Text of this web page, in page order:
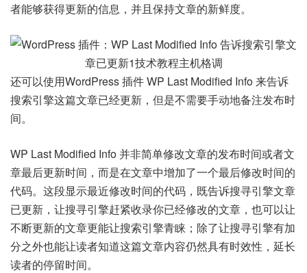
者能够获得更新的信息，并且保持文章的新鲜度。
还可以使用WordPress 插件 WP Last Modified Info 来告诉
搜索引擎这篇文章已经更新，但是不需要手动地备注发布时
间。
WP Last Modified Info 并非简单修改文章的发布时间或者文
章最后更新时间，而是在文章中增加了一个最后修改时间的
代码。这段显示最近修改时间的代码，既告诉搜寻引擎文章
已更新，让搜寻引擎赶紧收录你已经修改的文章，也可以让
不断更新的文章更能让搜索引擎青睐；除了让搜寻引擎有加
分之外也能让读者知道这篇文章内容仍然具有时效性，延长
读者的停留时间。